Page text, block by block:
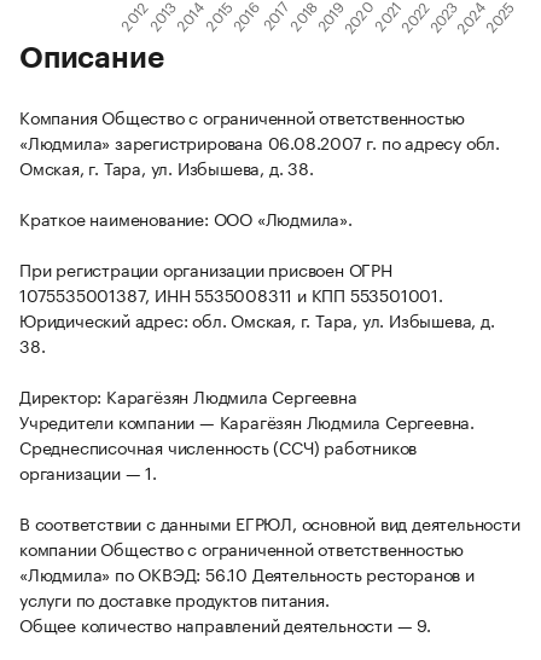
Описание
Компания Общество с ограниченной ответственностью
«Людмила» зарегистрирована 06.08.2007 г. по адресу обл.
Омская, г. Тара, ул. Избышева, д. 38.
Краткое наименование: ООО «Людмила».
При регистрации организации присвоен ОГРН
1075535001387, ИНН 5535008311 и КПП 553501001.
Юридический адрес: обл. Омская, г. Тара, ул. Избышева, д.
38.
Директор: Карагёзян Людмила Сергеевна
Учредители компании — Карагёзян Людмила Сергеевна.
Среднесписочная численность (ССЧ) работников
организации — 1.
В соответствии с данными ЕГРЮЛ, основной вид деятельности
компании Общество с ограниченной ответственностью
«Людмила» по ОКВЭД: 56.10 Деятельность ресторанов и
услуги по доставке продуктов питания.
Общее количество направлений деятельности — 9.